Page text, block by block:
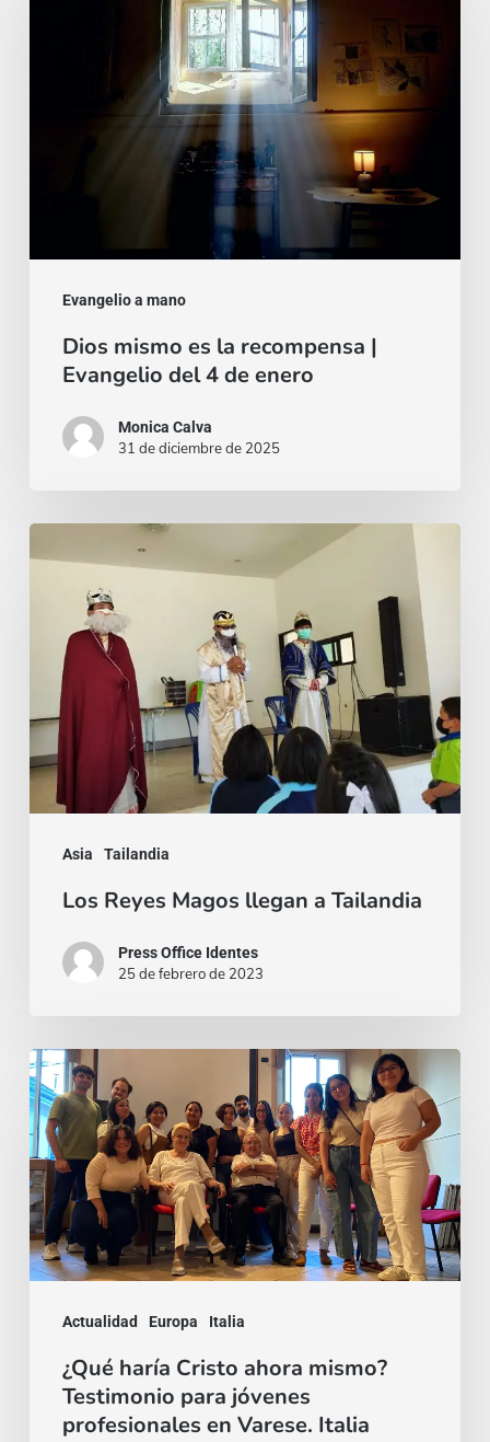
Evangelio a mano
de
enero
Dios mismo es la recompensa |
Evangelio del 4 de enero
Monica Calva
31 de diciembre de 2025
Asia Tailandia
llegan
Tailandia
Los Reyes Magos llegan a Tailandia
Press Office Identes
25 de febrero de 2023
Actualidad Europa Italia
¿Qué
haría
Cristo
ahora
mismo?
Testimonio
para
¿Qué haría Cristo ahora mismo?
Testimonio para jóvenes
profesionales en Varese. Italia